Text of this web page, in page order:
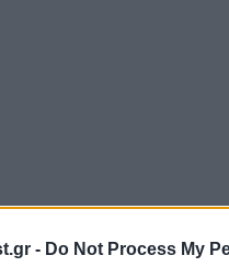
- Do Not Process My